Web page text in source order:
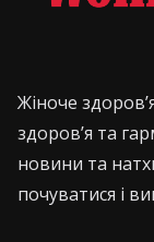
Жіноче
здоров’я та
новини та
почуватися і